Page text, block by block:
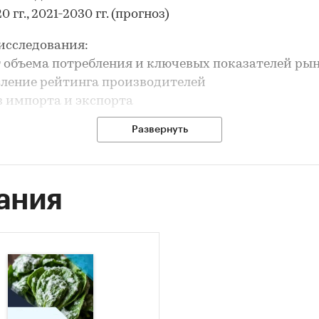
гг., 2021-2030 гг. (прогноз)
объема потребления и ключевых показателей
рейтинга производителей
импорта и экспорта
прогноза развития рынка
`ВЫБОРЖЕЦ`, ООО `ТРИО-ИНВЕСТ`, АО
`МОСКОВСКИЙ`, ООО `ПАН`, ООО ТК
ЗАПАДНЫЙ`, ООО `МИР ЗАМОРОЗКИ`,
ЗАО `РИТЗА`, ООО `КП`, ООО `РУСЭКО`, ООО
ООО `ПК ЮЖ`, ООО ТК `ОБСКОЙ`, ООО `БОНУСАГРО`
Развернуть